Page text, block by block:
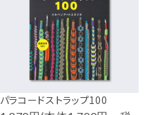
パラコードストラップ100